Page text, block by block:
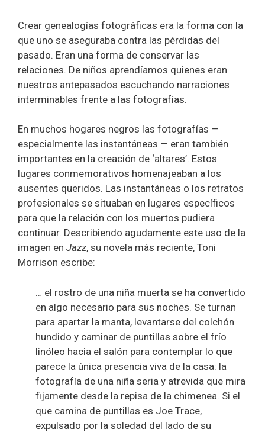
Crear genealogías fotográficas era la forma con la
que uno se aseguraba contra las pérdidas del
pasado. Eran una forma de conservar las
relaciones. De niños aprendíamos quienes eran
nuestros antepasados escuchando narraciones
interminables frente a las fotografías.
En muchos hogares negros las fotografías —
especialmente las instantáneas — eran también
importantes en la creación de ‘altares’. Estos
lugares conmemorativos homenajeaban a los
ausentes queridos. Las instantáneas o los retratos
profesionales se situaban en lugares específicos
para que la relación con los muertos pudiera
continuar. Describiendo agudamente este uso de la
imagen en Jazz, su novela más reciente, Toni
Morrison escribe:
… el rostro de una niña muerta se ha convertido
en algo necesario para sus noches. Se turnan
para apartar la manta, levantarse del colchón
hundido y caminar de puntillas sobre el frío
linóleo hacia el salón para contemplar lo que
parece la única presencia viva de la casa: la
fotografía de una niña seria y atrevida que mira
fijamente desde la repisa de la chimenea. Si el
que camina de puntillas es Joe Trace,
expulsado por la soledad del lado de su